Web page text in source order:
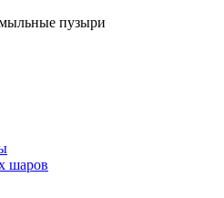
пузыри
шаров